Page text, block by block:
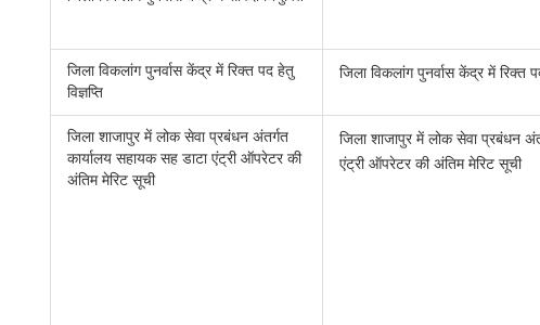
जिला विकलांग पुनर्वास केंद्र में रिक्त पद हेतु
विज्ञप्ति
जिला विकलांग पुनर्वास केंद्र में रिक्त
जिला शाजापुर में लोक सेवा प्रबंधन अंतर्गत
कार्यालय सहायक सह डाटा एंट्री ऑपरेटर की
अंतिम मेरिट सूची
जिला शाजापुर में लोक सेवा प्रबंधन
एंट्री ऑपरेटर की अंतिम मेरिट सूची